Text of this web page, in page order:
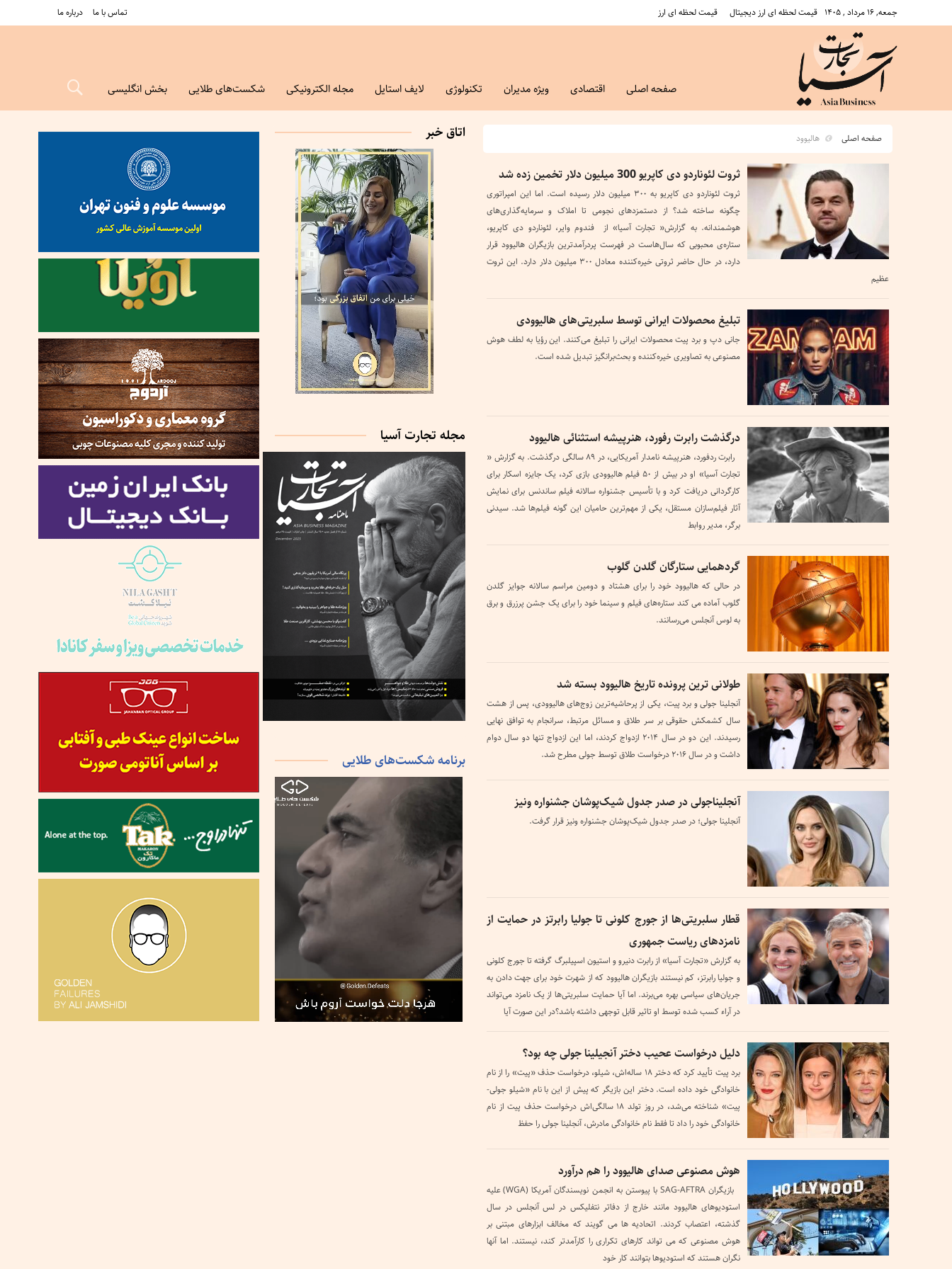
درباره ما تماس با ما جمعه, ۱۶ مرداد , ۱۴۰۵ قیمت لحظه ای ارز دیجیتال قیمت لحظه ای ارز
صفحه اصلی اقتصادی ویژه مدیران تکنولوژی لایف استایل مجله الکترونیکی شکست‌های طلایی بخش انگلیسی
صفحه اصلی هالیوود
ثروت لئوناردو دی کاپریو 300 میلیون دلار تخمین زده شد
ثروت لئوناردو دی‌ کاپریو به ۳۰۰ میلیون دلار رسیده است. اما این امپراتوری
چگونه ساخته شد؟ از دستمزدهای نجومی تا املاک و سرمایه‌گذاری‌های
هوشمندانه. به گزارش« تجارت آسیا» از فندوم وایر، لئوناردو دی‌ کاپریو،
ستاره‌ی محبوبی که سال‌هاست در فهرست پردرآمدترین بازیگران هالیوود قرار
دارد، در حال حاضر ثروتی خیره‌کننده معادل ۳۰۰ میلیون دلار دارد. این ثروت
عظیم
تبلیغ محصولات ایرانی توسط سلبریتی‌های هالیوودی
جانی دپ و برد پیت محصولات ایرانی را تبلیغ می‌کنند. این رؤیا به لطف هوش
مصنوعی به تصاویری خیره‌کننده و بحث‌برانگیز تبدیل شده است.
درگذشت رابرت رفورد، هنرپیشه‌ استثنائی هالیوود
رابرت ردفورد، هنرپیشه نامدار آمریکایی، در ۸۹ سالگی درگذشت. به گزارش «
تجارت آسیا» او در بیش از ۵۰ فیلم هالیوودی بازی کرد، یک جایزه اسکار برای
کارگردانی دریافت کرد و با تأسیس جشنواره سالانه فیلم ساندنس برای نمایش
آثار فیلم‌سازان مستقل، یکی از مهم‌ترین حامیان این گونه فیلم‌ها شد. سیدنی
برگر، مدیر روابط
گردهمایی ستارگان گلدن گلوب
در حالی که هالیوود خود را برای هشتاد و دومین مراسم سالانه جوایز گلدن
گلوب آماده می کند ستاره‌های فیلم و سینما خود را برای یک جشن پرزرق و برق
به لوس آنجلس می‌رسانند.
طولانی ترین پرونده تاریخ هالیوود بسته شد
آنجلينا جولی و برد پيت، یکی از پرحاشیه‌ترین زوج‌های هالیوودی، پس از هشت
سال کشمکش حقوقی بر سر طلاق و مسائل مرتبط، سرانجام به توافق نهایی
رسیدند. این دو در سال ۲۰۱۴ ازدواج کردند، اما این ازدواج تنها دو سال دوام
داشت و در سال ۲۰۱۶ درخواست طلاق توسط جولی مطرح شد.
آنجلیناجولی در صدر جدول شیک‌پوشان جشنواره ونیز
آنجلینا جولی؛ در صدر جدول شیک‌پوشان جشنواره ونیز قرار گرفت.
قطار سلبریتی‌ها از جورج کلونی تا جولیا رابرتز در حمایت از
نامزدهای ریاست جمهوری
به گزارش «تجارت آسیا» از رابرت دنیرو و استیون اسپیلبرگ گرفته تا جورج کلونی
و جولیا رابرتز، کم نیستند بازیگران هالیوود که از شهرت خود برای جهت دادن به
جریان‌های سیاسی بهره می‌برند. اما آیا حمایت سلبریتی‌ها از یک نامزد می‌تواند
در آراء کسب شده توسط او تاثیر قابل توجهی داشته باشد؟در این صورت آیا
دلیل درخواست عحیب دختر آنجیلینا جولی چه بود؟
برد پیت تأیید کرد که دختر ۱۸ ساله‌اش، شیلو، درخواست حذف «پیت» را از نام
خانوادگی خود داده است. دختر این بازیگر که پیش از این با نام «شیلو جولی-
پیت» شناخته می‌شد، در روز تولد ۱۸ سالگی‌اش درخواست حذف پیت از نام
خانوادگی خود را داد تا فقط نام خانوادگی مادرش، آنجلینا جولی را حفظ
هوش مصنوعی صدای هالیوود را هم درآورد
بازیگران SAG-AFTRA با پیوستن به انجمن نویسندگان آمریکا (WGA) علیه
استودیوهای هالیوود مانند خارج از دفاتر نتفلیکس در لس آنجلس در سال
گذشته، اعتصاب کردند. اتحادیه ها می گویند که مخالف ابزارهای مبتنی بر
هوش مصنوعی که می تواند کارهای تکراری را کارآمدتر کند، نیستند. اما آنها
نگران هستند که استودیوها بتوانند کار خود
اتاق خبر
مجله تجارت آسیا
برنامه شکست‌های طلایی